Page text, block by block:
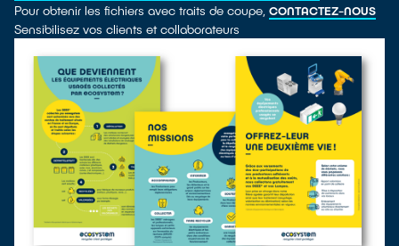
Pour obtenir les fichiers avec traits de coupe, CONTACTEZ-NOUS
Sensibilisez vos clients et collaborateurs